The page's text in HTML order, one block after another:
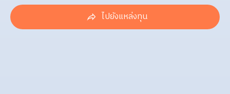
ไปยังแหล่งทุน